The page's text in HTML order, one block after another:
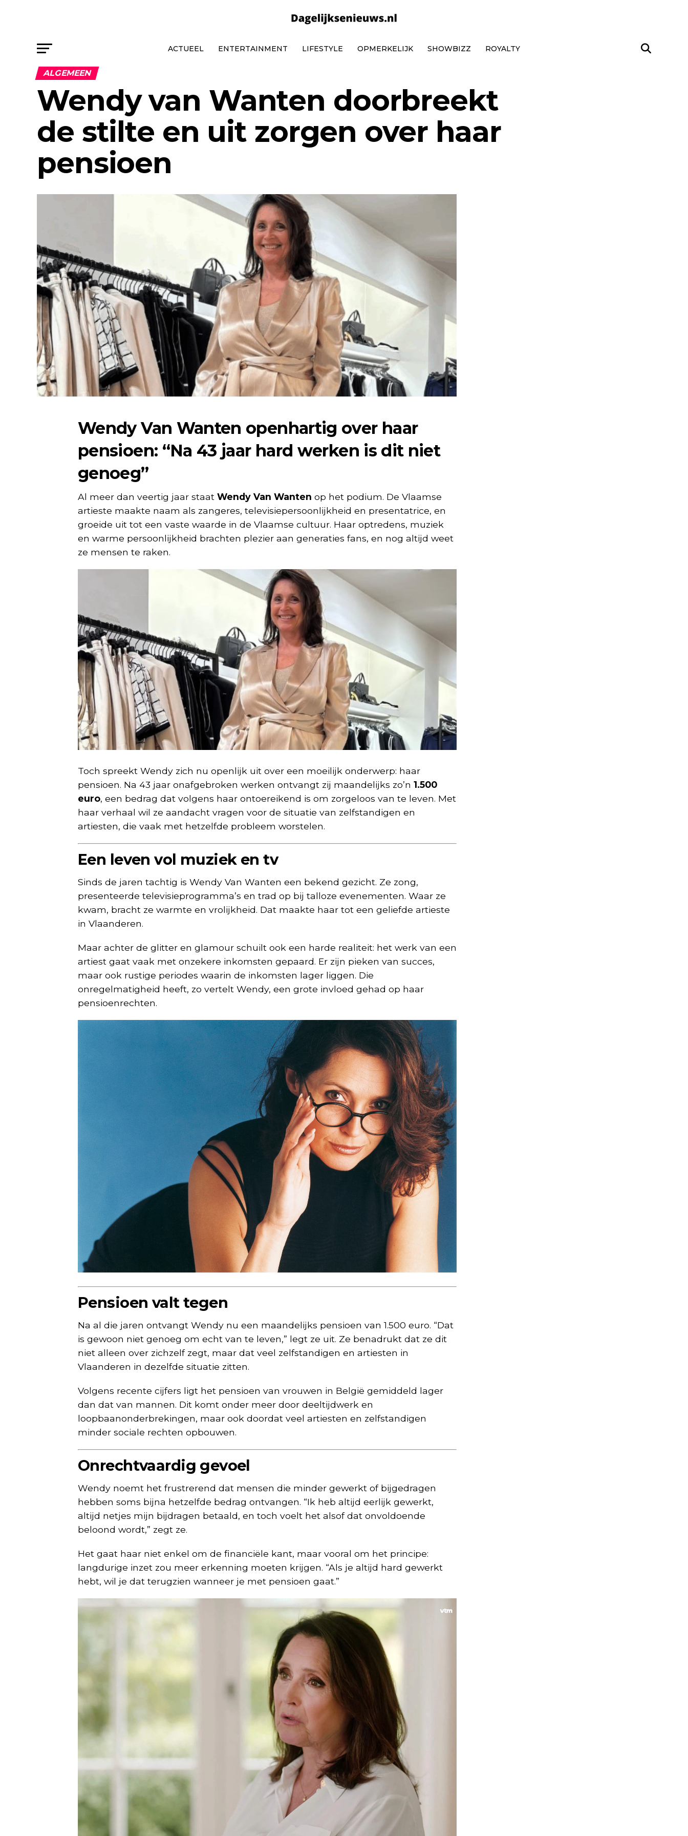
ACTUEEL ENTERTAINMENT LIFESTYLE OPMERKELIJK SHOWBIZZ ROYALTY
ALGEMEEN
Wendy van Wanten doorbreekt
de stilte en uit zorgen over haar
pensioen
Wendy Van Wanten openhartig over haar
pensioen: “Na 43 jaar hard werken is dit niet
genoeg”
Al meer dan veertig jaar staat Wendy Van Wanten op het podium. De Vlaamse
artieste maakte naam als zangeres, televisiepersoonlijkheid en presentatrice, en
groeide uit tot een vaste waarde in de Vlaamse cultuur. Haar optredens, muziek
en warme persoonlijkheid brachten plezier aan generaties fans, en nog altijd weet
ze mensen te raken.
Toch spreekt Wendy zich nu openlijk uit over een moeilijk onderwerp: haar
pensioen. Na 43 jaar onafgebroken werken ontvangt zij maandelijks zo’n 1.500
euro, een bedrag dat volgens haar ontoereikend is om zorgeloos van te leven. Met
haar verhaal wil ze aandacht vragen voor de situatie van zelfstandigen en
artiesten, die vaak met hetzelfde probleem worstelen.
Een leven vol muziek en tv
Sinds de jaren tachtig is Wendy Van Wanten een bekend gezicht. Ze zong,
presenteerde televisieprogramma’s en trad op bij talloze evenementen. Waar ze
kwam, bracht ze warmte en vrolijkheid. Dat maakte haar tot een geliefde artieste
in Vlaanderen.
Maar achter de glitter en glamour schuilt ook een harde realiteit: het werk van een
artiest gaat vaak met onzekere inkomsten gepaard. Er zijn pieken van succes,
maar ook rustige periodes waarin de inkomsten lager liggen. Die
onregelmatigheid heeft, zo vertelt Wendy, een grote invloed gehad op haar
pensioenrechten.
Pensioen valt tegen
Na al die jaren ontvangt Wendy nu een maandelijks pensioen van 1.500 euro. “Dat
is gewoon niet genoeg om echt van te leven,” legt ze uit. Ze benadrukt dat ze dit
niet alleen over zichzelf zegt, maar dat veel zelfstandigen en artiesten in
Vlaanderen in dezelfde situatie zitten.
Volgens recente cijfers ligt het pensioen van vrouwen in België gemiddeld lager
dan dat van mannen. Dit komt onder meer door deeltijdwerk en
loopbaanonderbrekingen, maar ook doordat veel artiesten en zelfstandigen
minder sociale rechten opbouwen.
Onrechtvaardig gevoel
Wendy noemt het frustrerend dat mensen die minder gewerkt of bijgedragen
hebben soms bijna hetzelfde bedrag ontvangen. “Ik heb altijd eerlijk gewerkt,
altijd netjes mijn bijdragen betaald, en toch voelt het alsof dat onvoldoende
beloond wordt,” zegt ze.
Het gaat haar niet enkel om de financiële kant, maar vooral om het principe:
langdurige inzet zou meer erkenning moeten krijgen. “Als je altijd hard gewerkt
hebt, wil je dat terugzien wanneer je met pensioen gaat.”